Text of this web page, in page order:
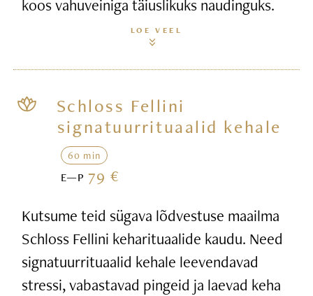
koos vahuveiniga täiuslikuks naudinguks.
LOE VEEL
Schloss Fellini
signatuurrituaalid kehale
60 min
E—P 79 €
Kutsume teid sügava lõdvestuse maailma
Schloss Fellini keharituaalide kaudu. Need
signatuurrituaalid kehale leevendavad
stressi, vabastavad pingeid ja laevad keha